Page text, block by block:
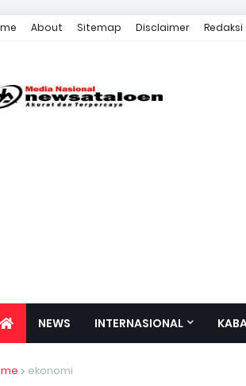
About Sitemap Disclaimer Redaksi
NEWS INTERNASIONAL
ekonomi